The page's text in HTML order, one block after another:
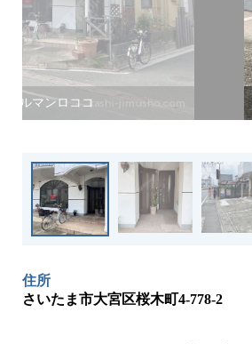
シャルマンロココ
住所
さいたま市大宮区桜木町4-778-2